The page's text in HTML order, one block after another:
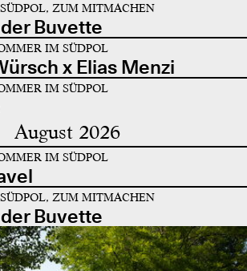
ZUM MITMACHEN
Buvette
IM SÜDPOL
x Elias Menzi
IM SÜDPOL
August 2026
IM SÜDPOL
ZUM MITMACHEN
Buvette